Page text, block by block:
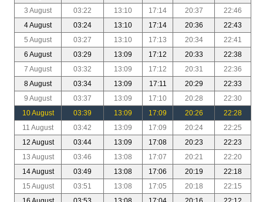
3 August
03:22 13:10 17:14 20:37
22:46
4 August
03:24 13:10 17:14 20:36
22:43
5 August
03:27 13:10 17:13 20:34
22:41
6 August
03:29 13:09 17:12 20:33
22:38
7 August
03:32 13:09 17:12 20:31
22:36
8 August
03:34 13:09 17:11 20:29
22:33
9 August
03:37 13:09 17:10 20:28
22:30
10 August
03:39 13:09 17:09 20:26
22:28
11 August
03:42 13:09 17:09 20:24
22:25
12 August
03:44 13:09 17:08 20:23
22:23
13 August
03:46 13:08 17:07 20:21
22:20
14 August
03:49 13:08 17:06 20:19
22:18
15 August
03:51 13:08 17:05 20:18
22:15